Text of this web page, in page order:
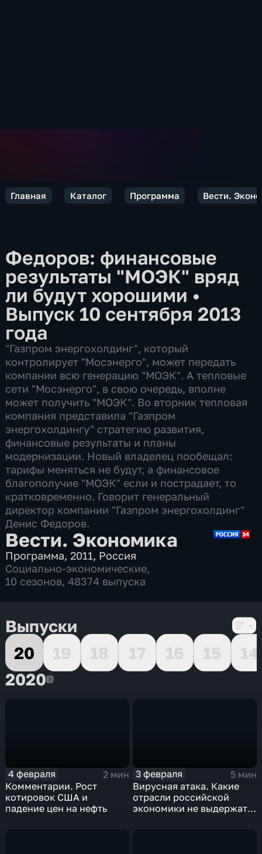
Главная Каталог Программа Вести.
Федоров: финансовые
результаты "МОЭК" вряд
ли будут хорошими •
Выпуск 10 сентября 2013
года
"Газпром энергохолдинг", который
контролирует "Мосэнерго", может передать
компании всю генерацию "МОЭК". А тепловые
сети "Мосэнерго", в свою очередь, вполне
может получить "МОЭК". Во вторник тепловая
компания представила "Газпром
энергохолдингу" стратегию развития,
финансовые результаты и планы
модернизации. Новый владелец пообещал:
тарифы меняться не будут, а финансовое
благополучие "МОЭК" если и пострадает, то
кратковременно. Говорит генеральный
директор компании "Газпром энергохолдинг"
Денис Федоров.
Вести. Экономика
Программа,2011, Россия
Социально-экономические,
10 сезонов, 48374 выпуска
Выпуски
20
19 18 17 16 15
14
20202020
4 февраля
2 мин
Комментарии. Рост
котировок США и
падение цен на нефть
3 февраля
5 мин
Вирусная атака. Какие
отрасли российской
экономики не выдержат